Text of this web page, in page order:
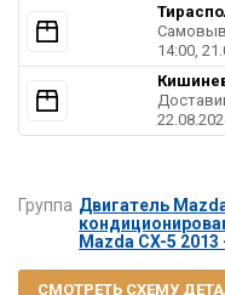
14:00,
Группа Двигатель
Mazda CX-5 2013
СМОТРЕТЬ СХЕМУ